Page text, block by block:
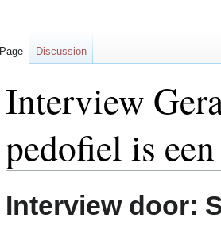
Interview
pedofiel is
Interview door:
Page Discussion